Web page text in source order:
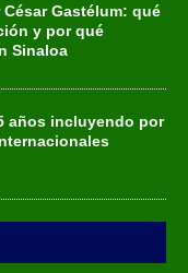
Gastélum: qué
y por qué
Sinaloa
años incluyendo por